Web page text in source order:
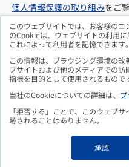
このウェブサイトでは、お客様の
のCookieは、ウェブサイトの利用に
これによって利用者を記憶できます。
この情報は、ブラウジング環境の
ブサイトおよび他のメディアでの
指標を目的として使用されるもので
当社のCookieについての詳細は、
「拒否する」ことで、このウェブ
跡されることはありません。
承認
個人情報保護の取り組みをご
り扱いについて ご確認、ご同
い。
同意する
Copyright © 2026 DSK.
無料ダウンロ